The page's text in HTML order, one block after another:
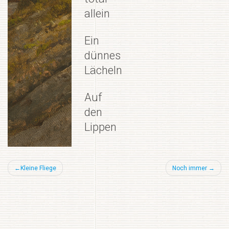
allein
Ein
dünnes
Lächeln
Auf
den
Lippen
Beitragsnavigation
Kleine Fliege Noch immer